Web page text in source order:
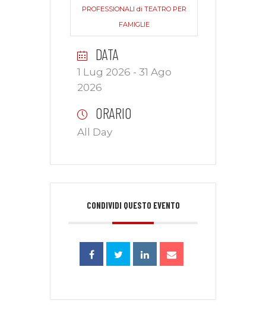
PROFESSIONALI di TEATRO PER
FAMIGLIE
DATA
1 Lug 2026 - 31 Ago
2026
ORARIO
All Day
CONDIVIDI QUESTO EVENTO